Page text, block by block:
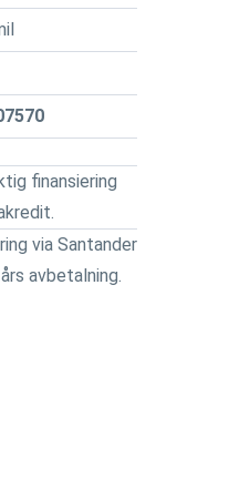
finansiering
via Santander
avbetalning.